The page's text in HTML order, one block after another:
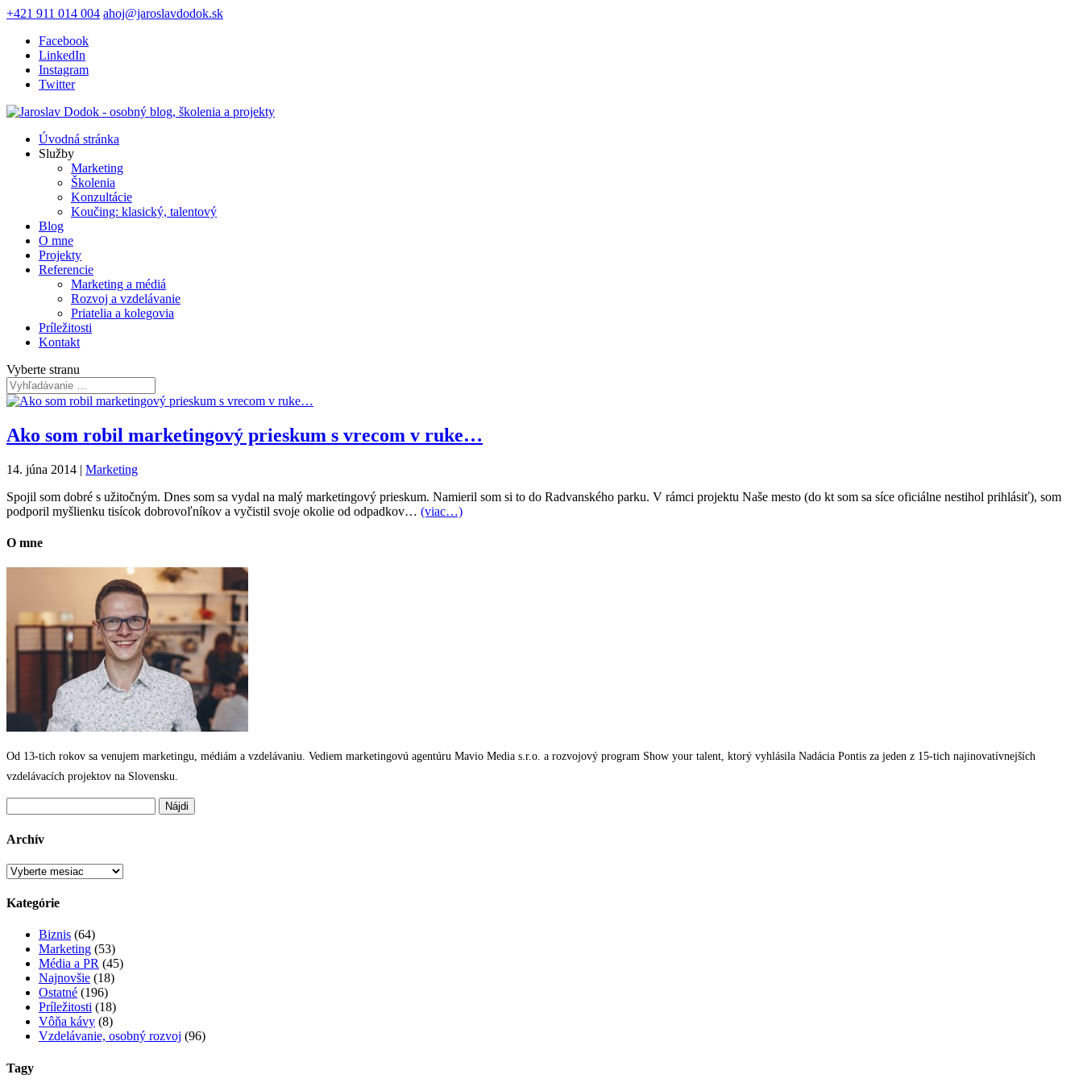
+421 911 014 004 ahoj@jaroslavdodok.sk
Facebook
LinkedIn
Instagram
Twitter
Úvodná stránka
Služby
Marketing
Školenia
Konzultácie
Koučing: klasický, talentový
Blog
O mne
Projekty
Referencie
Marketing a médiá
Rozvoj a vzdelávanie
Priatelia a kolegovia
Príležitosti
Kontakt
Vyberte stranu
Ako som robil marketingový prieskum s vrecom v ruke…
14. júna 2014 | Marketing
Spojil som dobré s užitočným. Dnes som sa vydal na malý marketingový prieskum. Namieril som si to do Radvanského parku. V rámci projektu Naše mesto (do kt som sa síce oficiálne nestihol prihlásiť), som
podporil myšlienku tisícok dobrovoľníkov a vyčistil svoje okolie od odpadkov… (viac…)
O mne
Od 13-tich rokov sa venujem marketingu, médiám a vzdelávaniu. Vediem marketingovú agentúru Mavio Media s.r.o. a rozvojový program Show your talent, ktorý vyhlásila Nadácia Pontis za jeden z 15-tich najinovatívnejších
vzdelávacích projektov na Slovensku.
Archív
Archív
Kategórie
Biznis (64)
Marketing (53)
Média a PR (45)
Najnovšie (18)
Ostatné (196)
Príležitosti (18)
Vôňa kávy (8)
Vzdelávanie, osobný rozvoj (96)
Tagy